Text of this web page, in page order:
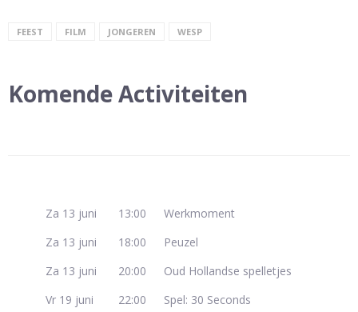
FEEST FILM JONGEREN WESP
Komende Activiteiten
Za 13 juni 13:00
Werkmoment
Za 13 juni
18:00
Peuzel
Za 13 juni
20:00
Oud Hollandse spelletjes
Vr 19 juni
22:00
Spel: 30 Seconds